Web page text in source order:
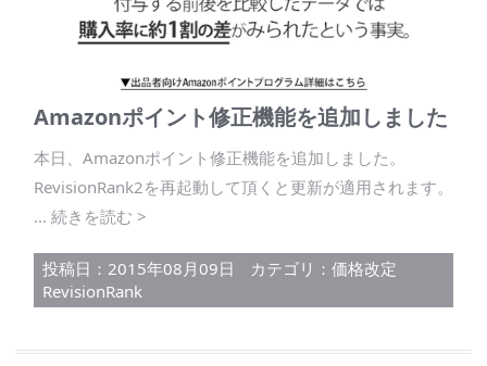
Amazonポイント修正機能を追加しました
本日、Amazonポイント修正機能を追加しました。
RevisionRank2を再起動して頂くと更新が適用されます。
... 続きを読む >
投稿日：2015年08月09日 カテゴリ： 価格改定
RevisionRank